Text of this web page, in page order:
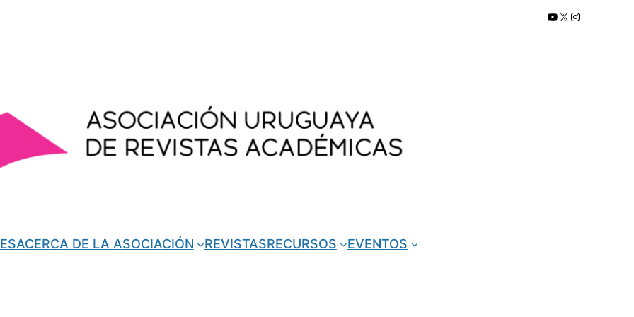
YouTube
X Instagram
ACERCA DE LA ASOCIACIÓN REVISTASRECURSOS EVENTOS